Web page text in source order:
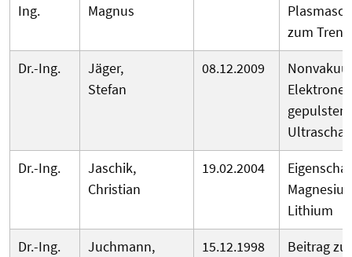
Ing.
Magnus
zum
Dr.-Ing.
Jäger,
Stefan
08.12.2009
Dr.-Ing.
Jaschik,
Christian
19.02.2004
Lithium
Dr.-Ing.
Juchmann,
15.12.1998
Beitrag